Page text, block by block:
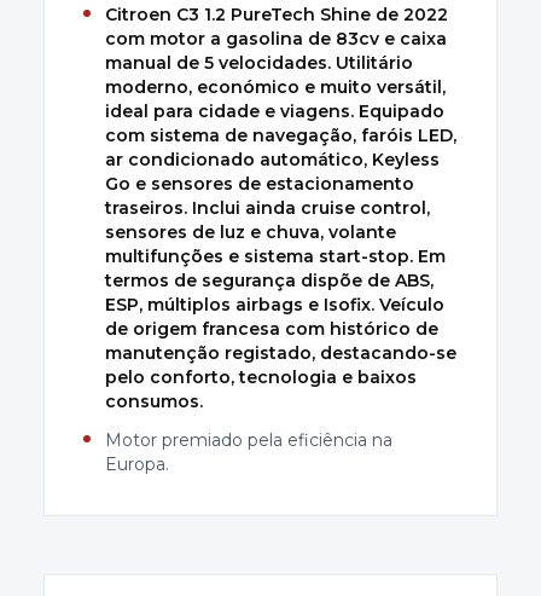
Citroen C3 1.2 PureTech Shine de 2022
com motor a gasolina de 83cv e caixa
manual de 5 velocidades. Utilitário
moderno, económico e muito versátil,
ideal para cidade e viagens. Equipado
com sistema de navegação, faróis LED,
ar condicionado automático, Keyless
Go e sensores de estacionamento
traseiros. Inclui ainda cruise control,
sensores de luz e chuva, volante
multifunções e sistema start-stop. Em
termos de segurança dispõe de ABS,
ESP, múltiplos airbags e Isofix. Veículo
de origem francesa com histórico de
manutenção registado, destacando-se
pelo conforto, tecnologia e baixos
consumos.
Motor premiado pela eficiência na
Europa.